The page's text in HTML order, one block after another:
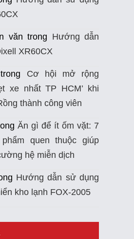
văn trong Hướng dẫn
XR60CX
trong Cơ hội mở rộng
xe nhất TP HCM’ khi
thành công viên
Ăn gì để ít ốm vặt: 7
quen thuộc giúp
hệ miễn dịch
Hướng dẫn sử dụng
kho lạnh FOX-2005